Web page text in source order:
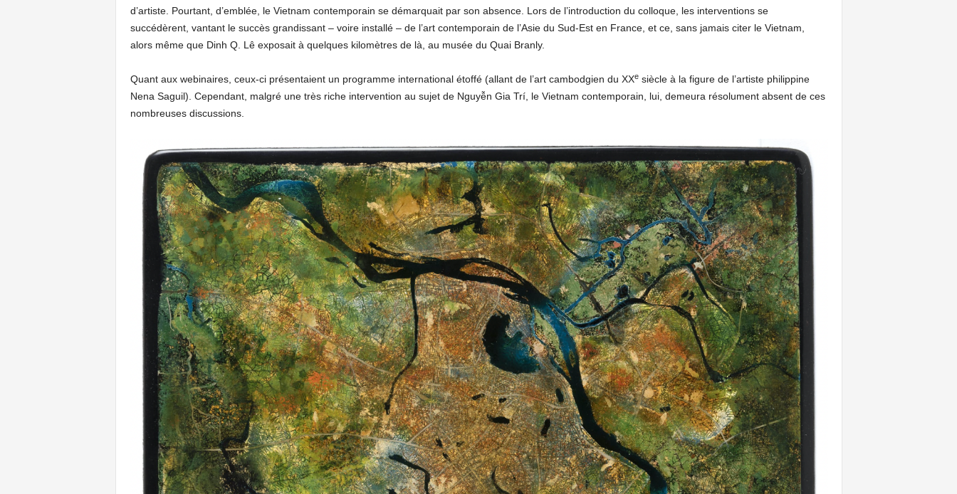
d’artiste. Pourtant, d’emblée, le Vietnam contemporain se démarquait par son absence. Lors de l’introduction du colloque, les interventions se
succédèrent, vantant le succès grandissant – voire installé – de l’art contemporain de l’Asie du Sud-Est en France, et ce, sans jamais citer le Vietnam,
alors même que Dinh Q. Lê exposait à quelques kilomètres de là, au musée du Quai Branly.
Quant aux webinaires, ceux-ci présentaient un programme international étoffé (allant de l’art cambodgien du XXesiècle à la figure de l’artiste philippine
Nena Saguil). Cependant, malgré une très riche intervention au sujet de Nguyễn Gia Trí, le Vietnam contemporain, lui, demeura résolument absent de ces
nombreuses discussions.